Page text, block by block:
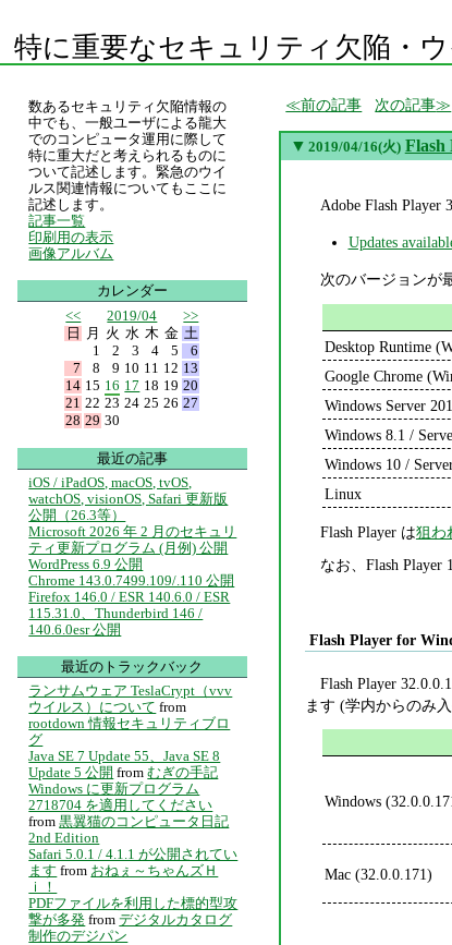
特に重要なセキュリティ欠陥・
前の記事 次の記事
▼ 2019/04/16(火) Flash
Adobe Flash
Updates
次のバージョンが
Desktop Runtime
Google Chrome
Windows Server
Windows 8.1 /
Windows 10 /
Linux
Flash Player は狙わ
なお、Flash Player
Flash Player for
Flash Player
ます (学内からのみ入
Windows
Mac (32.0.0.171)
数あるセキュリティ欠陥情報の
中でも、一般ユーザによる龍大
でのコンピュータ運用に際して
特に重大だと考えられるものに
ついて記述します。緊急のウイ
ルス関連情報についてもここに
記述します。
記事一覧
印刷用の表示
画像アルバム
カレンダー
<<
2019/04
>>
日
月 火 水 木 金 土
1
2 3 4 5
6
7
8 9 10 11 12 13
14 15 16 17 18 19 20
21 22 23 24 25 26 27
28 29 30
最近の記事
iOS / iPadOS, macOS, tvOS,
watchOS, visionOS, Safari 更新版
公開（26.3等）
Microsoft 2026 年 2 月のセキュリ
ティ更新プログラム (月例) 公開
WordPress 6.9 公開
Chrome 143.0.7499.109/.110 公開
Firefox 146.0 / ESR 140.6.0 / ESR
115.31.0、Thunderbird 146 /
140.6.0esr 公開
最近のトラックバック
ランサムウェア TeslaCrypt（vvv
ウイルス）について from
rootdown 情報セキュリティブロ
グ
Java SE 7 Update 55、Java SE 8
Update 5 公開 from むぎの手記
Windows に更新プログラム
2718704 を適用してください
from 黒翼猫のコンピュータ日記
2nd Edition
Safari 5.0.1 / 4.1.1 が公開されてい
ます from おねぇ～ちゃんズＨ
ｉ！
PDFファイルを利用した標的型攻
撃が多発 from デジタルカタログ
制作のデジパン